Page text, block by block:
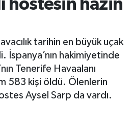
hostesin hazin
tarihin en büyük uçak
İspanya’nın hakimiyetinde
Tenerife Havaalanı
583 kişi öldü. Ölenlerin
Aysel Sarp da vardı.
Vakitleri
ve Fikstür